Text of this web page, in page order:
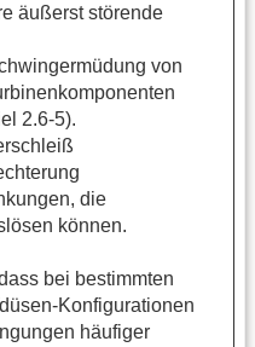
äußerst störende
von
2.6-5).
die
können.
bei bestimmten
Konfigurationen
häufiger